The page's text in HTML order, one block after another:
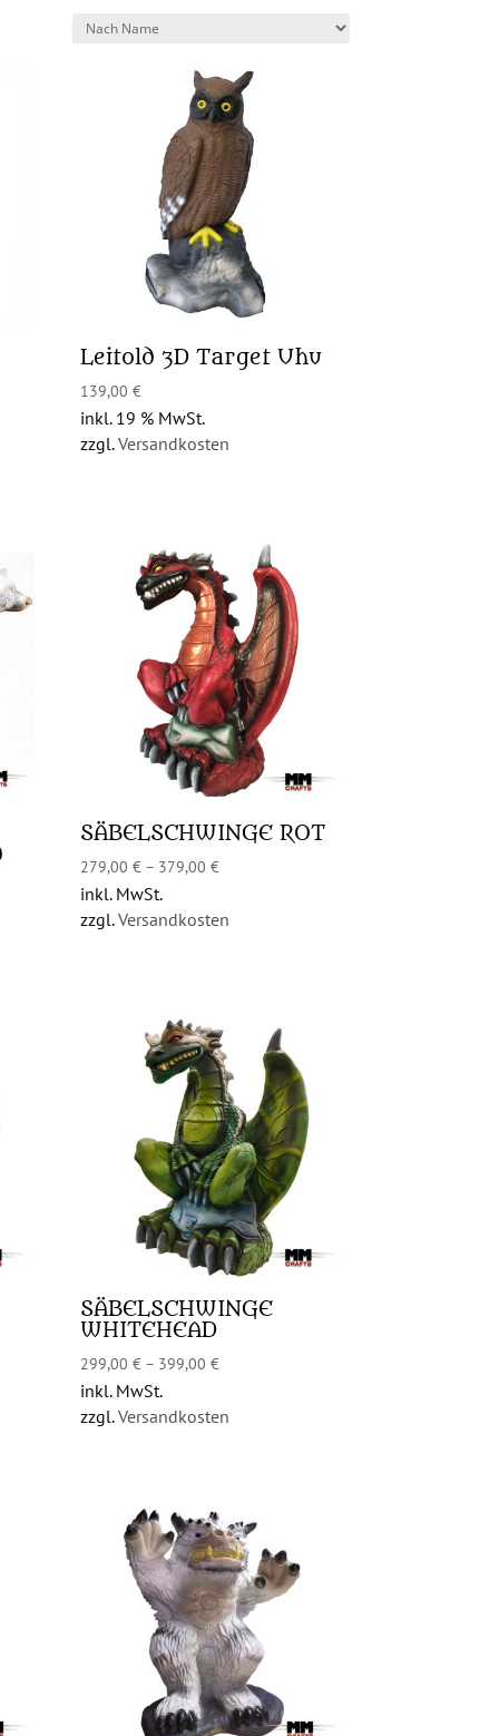
Leitold 3D Target Uhu
139,00€
inkl. 19 % MwSt.
zzgl.Versandkosten
SÄBELSCHWINGE ROT
279,00€ – 379,00€
inkl. MwSt.
zzgl.Versandkosten
SÄBELSCHWINGE
WHITEHEAD
299,00€ – 399,00€
inkl. MwSt.
zzgl.Versandkosten